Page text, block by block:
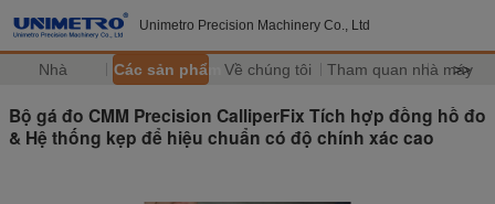
Unimetro Precision Machinery Co., Ltd
Nhà Các sản phẩm Về chúng tôi Tham quan nhà máy
>>
Bộ gá đo CMM Precision CalliperFix Tích hợp đồng hồ đo
& Hệ thống kẹp để hiệu chuẩn có độ chính xác cao